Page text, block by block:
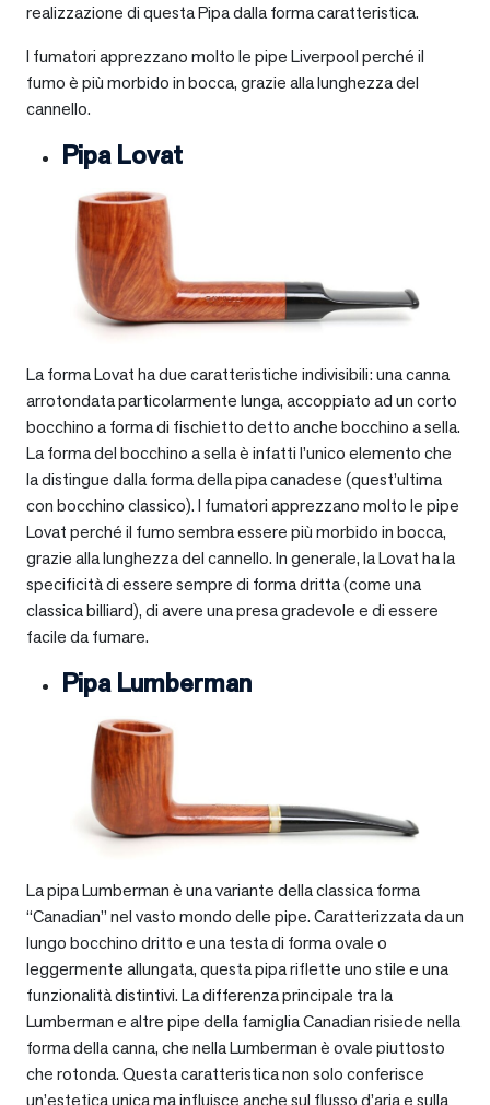
realizzazione di questa Pipa dalla forma caratteristica.
I fumatori apprezzano molto le pipe Liverpool perché il
fumo è più morbido in bocca, grazie alla lunghezza del
cannello.
Pipa Lovat
La forma Lovat ha due caratteristiche indivisibili: una canna
arrotondata particolarmente lunga, accoppiato ad un corto
bocchino a forma di fischietto detto anche bocchino a sella.
La forma del bocchino a sella è infatti l’unico elemento che
la distingue dalla forma della pipa canadese (quest’ultima
con bocchino classico). I fumatori apprezzano molto le pipe
Lovat perché il fumo sembra essere più morbido in bocca,
grazie alla lunghezza del cannello. In generale, la Lovat ha la
specificità di essere sempre di forma dritta (come una
classica billiard), di avere una presa gradevole e di essere
facile da fumare.
Pipa Lumberman
La pipa Lumberman è una variante della classica forma
“Canadian” nel vasto mondo delle pipe. Caratterizzata da un
lungo bocchino dritto e una testa di forma ovale o
leggermente allungata, questa pipa riflette uno stile e una
funzionalità distintivi. La differenza principale tra la
Lumberman e altre pipe della famiglia Canadian risiede nella
forma della canna, che nella Lumberman è ovale piuttosto
che rotonda. Questa caratteristica non solo conferisce
un’estetica unica ma influisce anche sul flusso d’aria e sulla